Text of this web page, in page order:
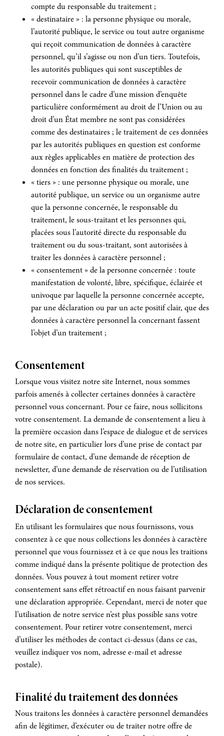
compte du responsable du traitement ;
« destinataire » : la personne physique ou morale,
l’autorité publique, le service ou tout autre organisme
qui reçoit communication de données à caractère
personnel, qu’il s’agisse ou non d’un tiers. Toutefois,
les autorités publiques qui sont susceptibles de
recevoir communication de données à caractère
personnel dans le cadre d’une mission d’enquête
particulière conformément au droit de l’Union ou au
droit d’un État membre ne sont pas considérées
comme des destinataires ; le traitement de ces données
par les autorités publiques en question est conforme
aux règles applicables en matière de protection des
données en fonction des finalités du traitement ;
« tiers » : une personne physique ou morale, une
autorité publique, un service ou un organisme autre
que la personne concernée, le responsable du
traitement, le sous-traitant et les personnes qui,
placées sous l’autorité directe du responsable du
traitement ou du sous-traitant, sont autorisées à
traiter les données à caractère personnel ;
« consentement » de la personne concernée : toute
manifestation de volonté, libre, spécifique, éclairée et
univoque par laquelle la personne concernée accepte,
par une déclaration ou par un acte positif clair, que des
données à caractère personnel la concernant fassent
l’objet d’un traitement ;
Consentement
Lorsque vous visitez notre site Internet, nous sommes
parfois amenés à collecter certaines données à caractère
personnel vous concernant. Pour ce faire, nous sollicitons
votre consentement. La demande de consentement a lieu à
la première occasion dans l’espace de dialogue et de services
de notre site, en particulier lors d’une prise de contact par
formulaire de contact, d’une demande de réception de
newsletter, d’une demande de réservation ou de l’utilisation
de nos services.
Déclaration de consentement
En utilisant les formulaires que nous fournissons, vous
consentez à ce que nous collections les données à caractère
personnel que vous fournissez et à ce que nous les traitions
comme indiqué dans la présente politique de protection des
données. Vous pouvez à tout moment retirer votre
consentement sans effet rétroactif en nous faisant parvenir
une déclaration appropriée. Cependant, merci de noter que
l’utilisation de notre service n’est plus possible sans votre
consentement. Pour retirer votre consentement, merci
d’utiliser les méthodes de contact ci-dessus (dans ce cas,
veuillez indiquer vos nom, adresse e-mail et adresse
postale).
Finalité du traitement des données
Nous traitons les données à caractère personnel demandées
afin de légitimer, d’exécuter ou de traiter notre offre de